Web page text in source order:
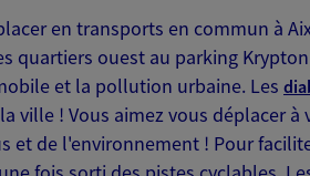
: Ouvert
à 12:00 puis de 14:00 à 17:00
en transports en commun à
quartiers ouest au parking
et la pollution urbaine. Les
ville ! Vous aimez vous déplacer
et de l'environnement ! Pour